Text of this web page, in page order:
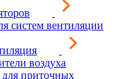
систем вентиляции
воздуха
приточных